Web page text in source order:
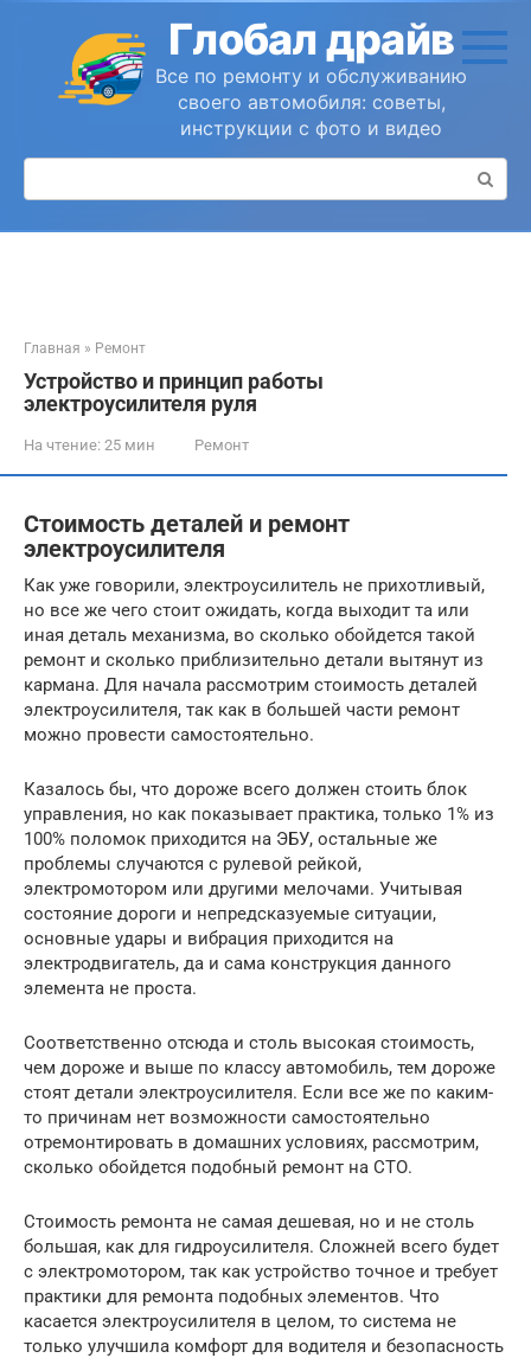
контенту
Глобал драйв
Все по ремонту и обслуживанию
своего автомобиля: советы,
инструкции с фото и видео
Поиск:
Главная » Ремонт
Устройство и принцип работы
электроусилителя руля
На чтение: 25 мин Ремонт
Стоимость деталей и ремонт
электроусилителя
Как уже говорили, электроусилитель не прихотливый,
но все же чего стоит ожидать, когда выходит та или
иная деталь механизма, во сколько обойдется такой
ремонт и сколько приблизительно детали вытянут из
кармана. Для начала рассмотрим стоимость деталей
электроусилителя, так как в большей части ремонт
можно провести самостоятельно.
Казалось бы, что дороже всего должен стоить блок
управления, но как показывает практика, только 1% из
100% поломок приходится на ЭБУ, остальные же
проблемы случаются с рулевой рейкой,
электромотором или другими мелочами. Учитывая
состояние дороги и непредсказуемые ситуации,
основные удары и вибрация приходится на
электродвигатель, да и сама конструкция данного
элемента не проста.
Соответственно отсюда и столь высокая стоимость,
чем дороже и выше по классу автомобиль, тем дороже
стоят детали электроусилителя. Если все же по каким-
то причинам нет возможности самостоятельно
отремонтировать в домашних условиях, рассмотрим,
сколько обойдется подобный ремонт на СТО.
Стоимость ремонта не самая дешевая, но и не столь
большая, как для гидроусилителя. Сложней всего будет
с электромотором, так как устройство точное и требует
практики для ремонта подобных элементов. Что
касается электроусилителя в целом, то система не
только улучшила комфорт для водителя и безопасность